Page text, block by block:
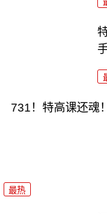
731！特高课还魂
最热